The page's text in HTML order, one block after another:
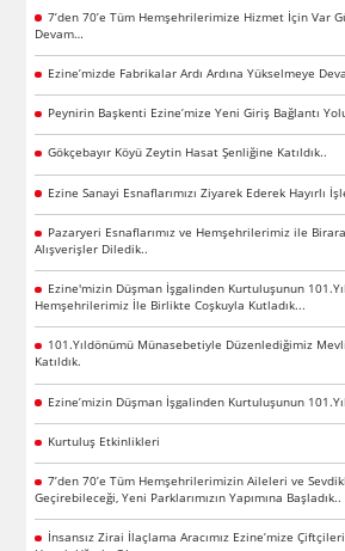
7’den 70’e Tüm Hemşehrilerimize Hizmet İçin Var
Devam…
Ezine’mizde Fabrikalar Ardı Ardına Yükselmeye
Peynirin Başkenti Ezine’mize Yeni Giriş Bağlantı
Gökçebayır Köyü Zeytin Hasat Şenliğine Katıldık..
Ezine Sanayi Esnaflarımızı Ziyarek Ederek Hayırlı
Pazaryeri Esnaflarımız ve Hemşehrilerimiz ile
Alışverişler Diledik..
Ezine'mizin Düşman İşgalinden Kurtuluşunun
Hemşehrilerimiz İle Birlikte Coşkuyla Kutladık...
101.Yıldönümü Münasebetiyle Düzenlediğimiz
Katıldık.
Ezine’mizin Düşman İşgalinden Kurtuluşunun
Kurtuluş Etkinlikleri
7’den 70’e Tüm Hemşehrilerimizin Aileleri ve
Geçirebileceği, Yeni Parklarımızın Yapımına Başladık..
İnsansız Zirai İlaçlama Aracımız Ezine’mize